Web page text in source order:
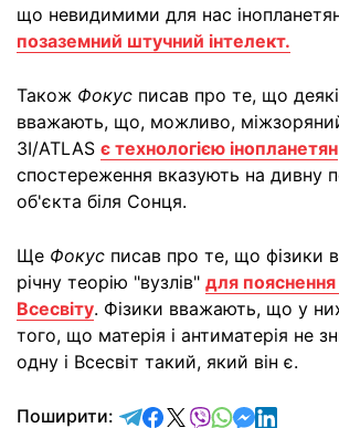
що невидимими для нас
позаземний штучний інтелект.
Також Фокус писав про те, що деякі
вважають, що, можливо,
3I/ATLAS є технологією інопланетян
спостереження вказують на дивну
об'єкта біля Сонця.
Ще Фокус писав про те, що фізики
річну теорію "вузлів" для
Всесвіту. Фізики вважають, що у
того, що матерія і антиматерія не
одну і Всесвіт такий, який він є.
Поширити: відправити у Telegram
поділитись у
поділитись у X
відправити у
відправити